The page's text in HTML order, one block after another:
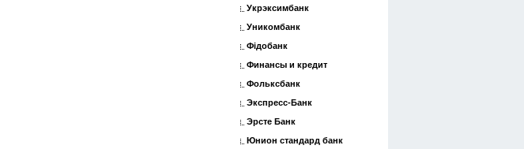
Укрэксимбанк
Уникомбанк
Фідобанк
Финансы и кредит
Фольксбанк
Экспресс-Банк
Эрсте Банк
Юнион стандард банк